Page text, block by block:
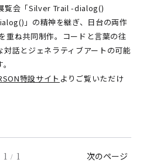
覧会「Silver Trail -dialog()
」の精神を継ぎ、日台の両作
重ね共同制作。コードと言葉の往
話とジェネラティブアートの可能
特設サイト よりご覧いただけ
1 / 1 次のページ